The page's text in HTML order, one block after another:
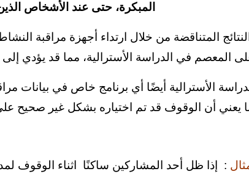
المبكرة، حتى عند الأشخاص
المتناقضة من خلال ارتداء أجهزة مراقبة
المعصم في الدراسة الأسترالية، مما قد يؤدي
الأسترالية أيضًا أي برنامج خاص في بيانات
يعني أن الوقوف قد تم اختياره بشكل غير صحيح
: إذا ظل أحد المشاركين ساكنًا اثناء الوقوف